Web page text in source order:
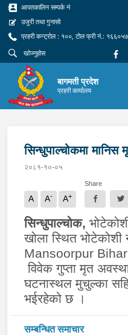
आपतकालिन सम्पर्क नं
उजुरी तथा गुनासो
प्रहरी कन्ट्रोल : १००, टोल फ्री नं.:
बागमती प्रदेश
प्रहरी कार्यालय
सिन्धुपाल्चोकमा
२०८१-१०-०५
A A- A+
Share
सिन्धुपाल्चोक,
खोला स्थित भोटेकोशी
Mansoorpur
विवेक गुप्ता मृत
घटनास्थल मुचुल्का
भईरहेको छ ।
सम्बन्धित समाचार